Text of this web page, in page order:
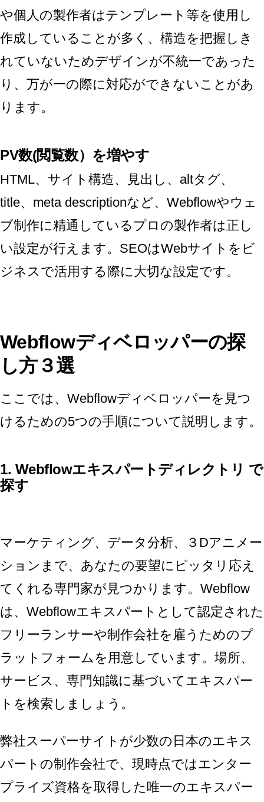
や個人の製作者はテンプレート等を使用し
作成していることが多く、構造を把握しき
れていないためデザインが不統一であった
り、万が一の際に対応ができないことがあ
ります。
PV数(閲覧数）を増やす
HTML、サイト構造、見出し、altタグ、
title、meta descriptionなど、Webflowやウェ
ブ制作に精通しているプロの製作者は正し
い設定が行えます。SEOはWebサイトをビ
ジネスで活用する際に大切な設定です。
Webflowディベロッパーの探
し方３選
ここでは、Webflowディベロッパーを見つ
けるための5つの手順について説明します。
1. Webflowエキスパートディレクトリ で
探す
マーケティング、データ分析、３Dアニメー
ションまで、あなたの要望にピッタリ応え
てくれる専門家が見つかります。Webflow
は、Webflowエキスパートとして認定された
フリーランサーや制作会社を雇うためのプ
ラットフォームを用意しています。場所、
サービス、専門知識に基づいてエキスパー
トを検索しましょう。
弊社スーパーサイトが少数の日本のエキス
パートの制作会社で、現時点ではエンター
プライズ資格を取得した唯一のエキスパー